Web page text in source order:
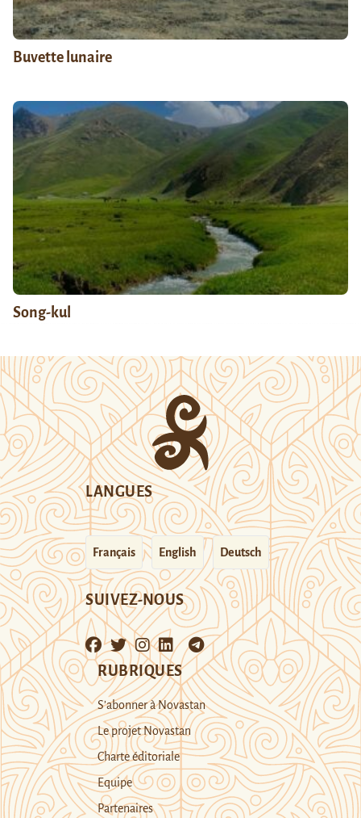
Buvette lunaire
Song-kul
LANGUES
Français English Deutsch
SUIVEZ-NOUS
RUBRIQUES
S’abonner à Novastan
Le projet Novastan
Charte éditoriale
Equipe
Partenaires